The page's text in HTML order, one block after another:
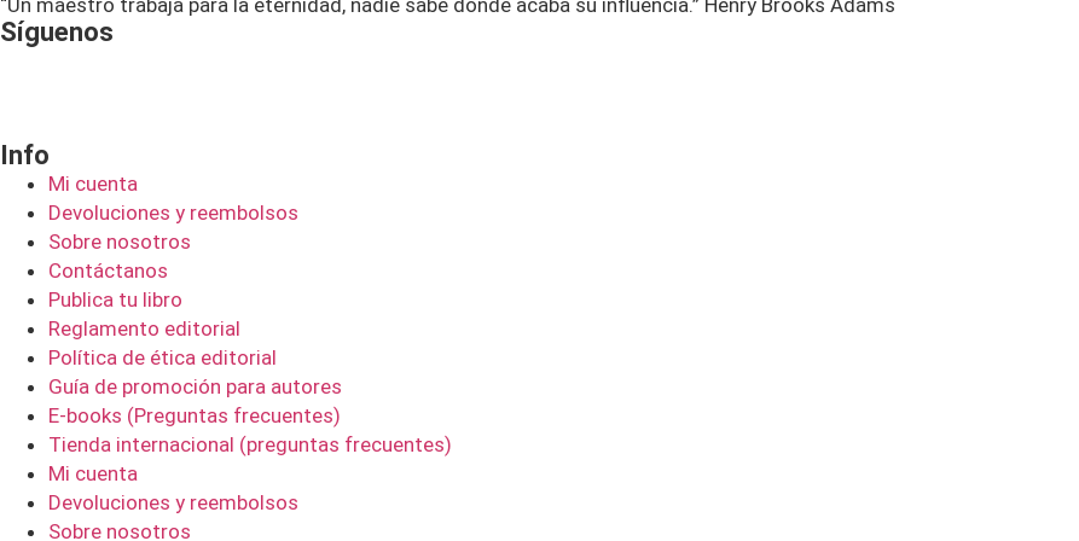
“Un maestro trabaja para la eternidad, nadie sabe dónde acaba su influencia.” Henry Brooks Adams
Síguenos
Info
Mi cuenta
Devoluciones y reembolsos
Sobre nosotros
Contáctanos
Publica tu libro
Reglamento editorial
Política de ética editorial
Guía de promoción para autores
E-books (Preguntas frecuentes)
Tienda internacional (preguntas frecuentes)
Mi cuenta
Devoluciones y reembolsos
Sobre nosotros